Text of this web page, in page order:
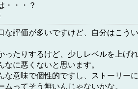
・・・？
な評価が多いですけど、自分はこう
ったりするけど、少しレベルを上げ
に悪くないと思います。
な意味で個性的ですし、ストーリー
ムってそう無いんじゃないかな。